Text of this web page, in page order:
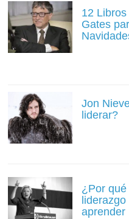
12 Libros
Gates
Jon
liderar?
¿Por
aprender